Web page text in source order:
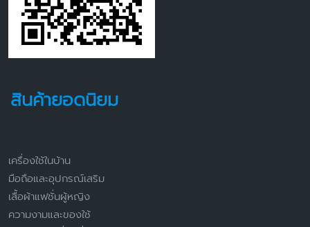
สินค้ายอดนิยม
เครื่องใช้ในบ้าน
มือถือและอุปกรณ์เสริม
เสื้อผ้าแฟชั่นผู้หญิง
ความงามและของใช้